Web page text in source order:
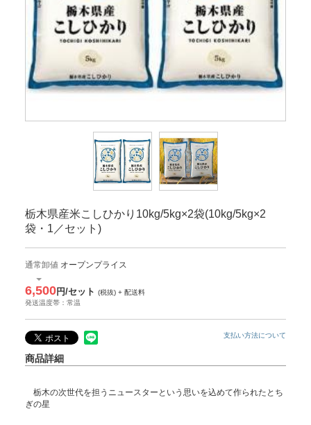
栃木県産米こしひかり10kg/5kg×2袋(10kg/5kg×2
袋・1／セット)
通常卸値 オープンプライス
6,500円/セット (税抜) + 配送料
発送温度帯：常温
支払い方法について
商品詳細
栃木の次世代を担うニュースターという思いを込めて作られたとち
ぎの星